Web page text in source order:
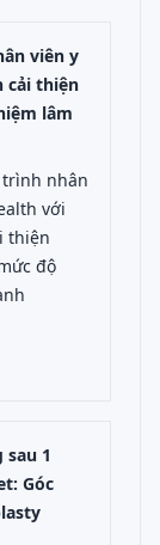
viên y
cải thiện
lâm
nhân
với
thiện
độ
1
Góc